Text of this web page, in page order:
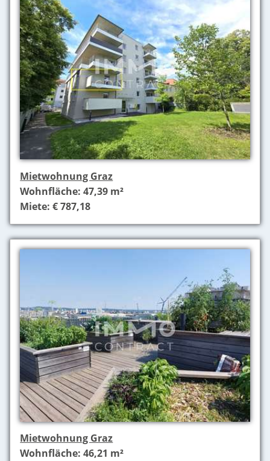
Mietwohnung Graz
Wohnfläche: 47,39 m²
Miete: € 787,18
Mietwohnung Graz
Wohnfläche: 46,21 m²